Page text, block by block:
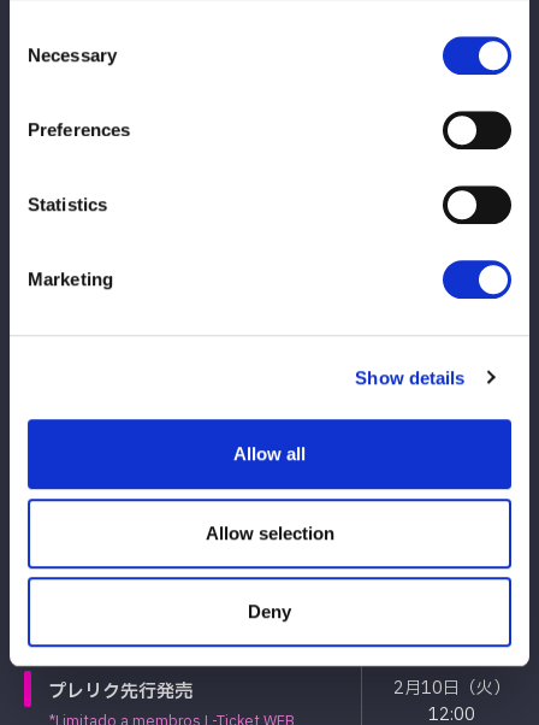
Selection
Necessary
Preferences
Statistics
Marketing
Show details
Allow all
Allow selection
Deny
④「集合写真撮影付きチケット」撮影会
STARSメンバー全員とお客様での集合写真を撮影いたします！
は、一般発売にてお買い求めください。その場合でも先行入場時
Tipo de ingresso
Data e hora de
プレリク先行発売
2月10日（火）
12:00